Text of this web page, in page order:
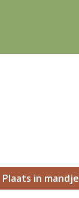
Plaats in mandje